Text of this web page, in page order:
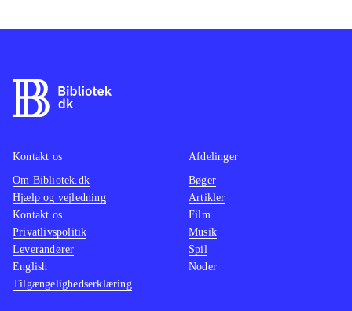
Kontakt os
Om Bibliotek.dk
Hjælp og vejledning
Kontakt os
Privatlivspolitik
Leverandører
English
Tilgængelighedserklæring
Afdelinger
Bøger
Artikler
Film
Musik
Spil
Noder